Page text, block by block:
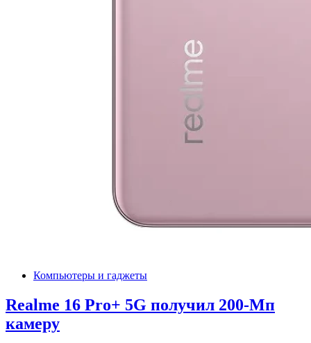
Компьютеры и гаджеты
Realme 16 Pro+ 5G получил 200-Мп
камеру